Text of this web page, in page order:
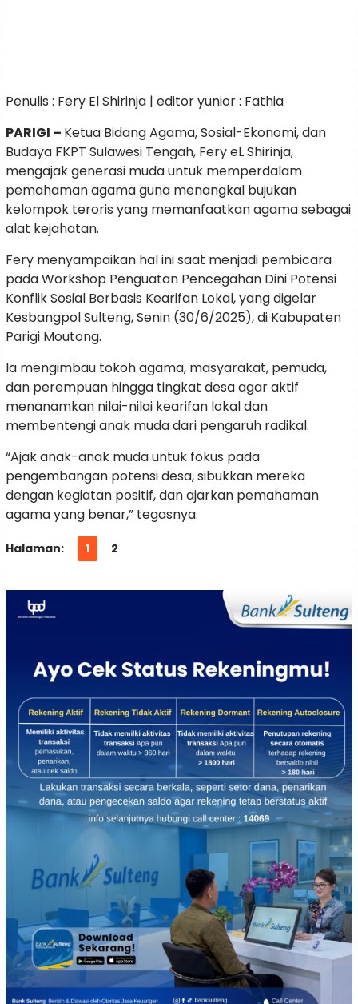
Penulis : Fery El Shirinja | editor yunior : Fathia
PARIGI – Ketua Bidang Agama, Sosial-Ekonomi, dan
Budaya FKPT Sulawesi Tengah, Fery eL Shirinja,
mengajak generasi muda untuk memperdalam
pemahaman agama guna menangkal bujukan
kelompok teroris yang memanfaatkan agama sebagai
alat kejahatan.
Fery menyampaikan hal ini saat menjadi pembicara
pada Workshop Penguatan Pencegahan Dini Potensi
Konflik Sosial Berbasis Kearifan Lokal, yang digelar
Kesbangpol Sulteng, Senin (30/6/2025), di Kabupaten
Parigi Moutong.
Ia mengimbau tokoh agama, masyarakat, pemuda,
dan perempuan hingga tingkat desa agar aktif
menanamkan nilai-nilai kearifan lokal dan
membentengi anak muda dari pengaruh radikal.
“Ajak anak-anak muda untuk fokus pada
pengembangan potensi desa, sibukkan mereka
dengan kegiatan positif, dan ajarkan pemahaman
agama yang benar,” tegasnya.
Halaman: 1 2